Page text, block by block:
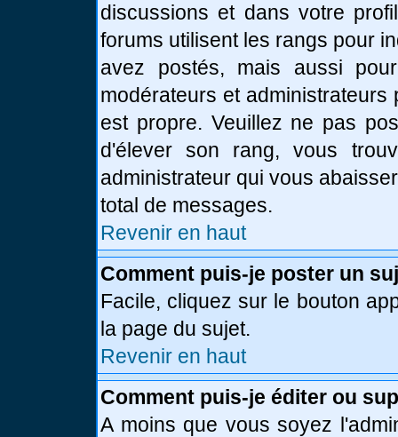
discussions et dans votre
forums utilisent les rangs pour
avez postés, mais aussi
modérateurs et
est propre. Veuillez ne pas
d'élever son rang, vous
administrateur qui vous
total de messages.
Revenir en haut
Comment puis-je poster un
Facile, cliquez sur le bouton
la page du sujet.
Revenir en haut
Comment puis-je éditer ou
A moins que vous soyez